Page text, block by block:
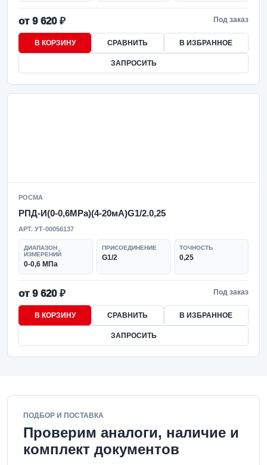
от 9 620 ₽ Под заказ
В КОРЗИНУ СРАВНИТЬ В ИЗБРАННОЕ
ЗАПРОСИТЬ
РОСМА
РПД-И(0-0,6MPa)(4-20мА)G1/2.0,25
АРТ. УТ-00056137
ДИАПАЗОН
ИЗМЕРЕНИЙ
0-0,6 МПа
ПРИСОЕДИНЕНИЕ
G1/2
ТОЧНОСТЬ
0,25
от 9 620 ₽ Под заказ
В КОРЗИНУ СРАВНИТЬ В ИЗБРАННОЕ
ЗАПРОСИТЬ
ПОДБОР И ПОСТАВКА
Проверим аналоги, наличие и
комплект документов